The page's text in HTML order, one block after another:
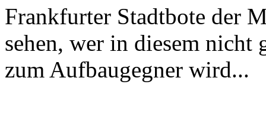
Frankfurter Stadtbote der
sehen, wer in diesem
zum Aufbaugegner wird...